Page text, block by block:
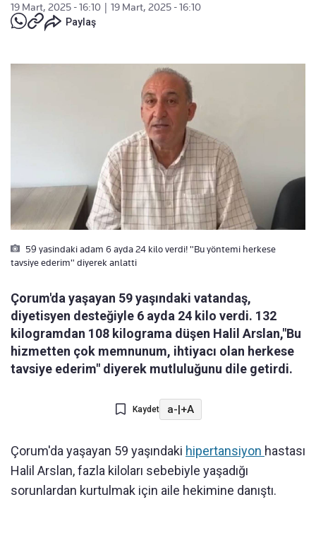
19 Mart, 2025 - 16:10
19 Mart, 2025 - 16:10
Paylaş
59 yasindaki adam 6 ayda 24 kilo verdi! "Bu yöntemi herkese
tavsiye ederim" diyerek anlatti
Çorum'da yaşayan 59 yaşındaki vatandaş,
diyetisyen desteğiyle 6 ayda 24 kilo verdi. 132
kilogramdan 108 kilograma düşen Halil Arslan,"Bu
hizmetten çok memnunum, ihtiyacı olan herkese
tavsiye ederim" diyerek mutluluğunu dile getirdi.
Kaydet a-|+A
Çorum'da yaşayan 59 yaşındaki hipertansiyon hastası
Halil Arslan, fazla kiloları sebebiyle yaşadığı
sorunlardan kurtulmak için aile hekimine danıştı.